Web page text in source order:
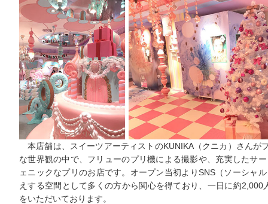
本店舗は、スイーツアーティストのKUNIKA（クニカ）さんが
な世界観の中で、フリューのプリ機による撮影や、充実したサ
ェニックなプリのお店です。オープン当初よりSNS（ソーシャ
えする空間として多くの方から関心を得ており、一日に約
をいただいております。